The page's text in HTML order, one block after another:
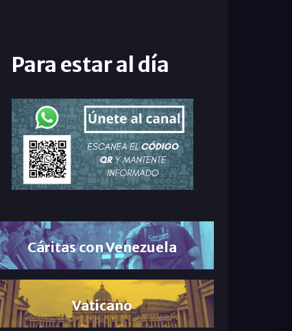
Para estar al día
Cáritas con Venezuela
Vaticano